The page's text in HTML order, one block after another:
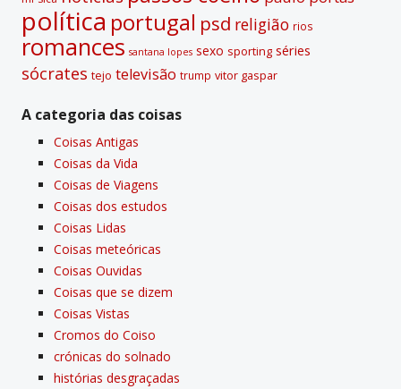
polí­tica portugal psd religião rios
romances santana lopes sexo sporting séries
sócrates tejo televisão trump vitor gaspar
A categoria das coisas
Coisas Antigas
Coisas da Vida
Coisas de Viagens
Coisas dos estudos
Coisas Lidas
Coisas meteóricas
Coisas Ouvidas
Coisas que se dizem
Coisas Vistas
Cromos do Coiso
crónicas do solnado
histórias desgraçadas